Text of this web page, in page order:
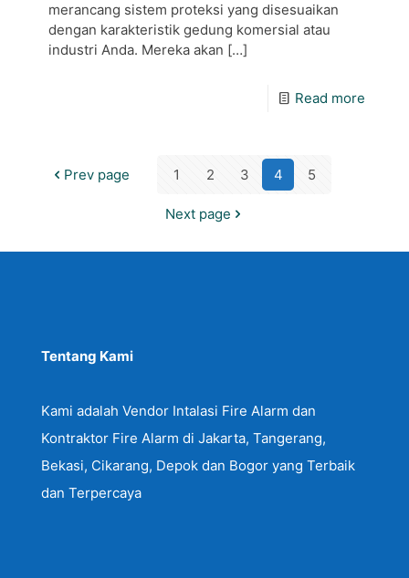
merancang sistem proteksi yang disesuaikan
dengan karakteristik gedung komersial atau
industri Anda. Mereka akan […]
Read more
Prev page 1 2 3 4 5
Next page
Tentang Kami
Kami adalah Vendor Intalasi Fire Alarm dan
Kontraktor Fire Alarm di Jakarta, Tangerang,
Bekasi, Cikarang, Depok dan Bogor yang Terbaik
dan Terpercaya